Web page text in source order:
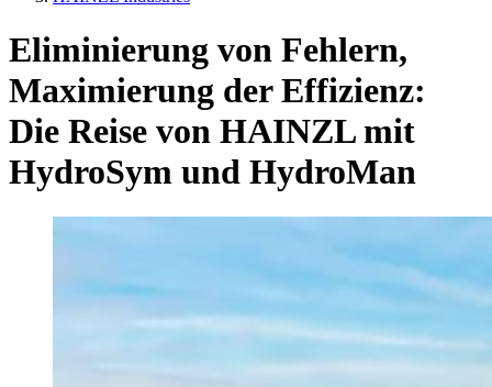
Eliminierung von Fehlern,
Maximierung der Effizienz:
Die Reise von HAINZL mit
HydroSym und HydroMan